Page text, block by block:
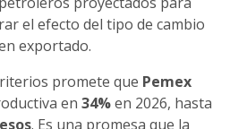
el efecto del tipo de cambio
exportado.
promete que Pemex
en 34%en 2026, hasta
. Es una promesa que la